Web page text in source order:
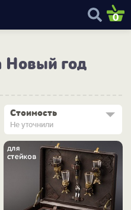
0
Новый год
Стоимость
Не уточнили